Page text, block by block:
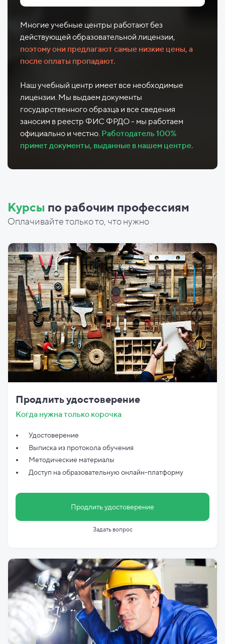
Многие учебные центры работают без
действующей образовательной лицензии,
поэтому они предлагают самые низкие цены, а
после оплаты пропадают.
Наш учебный центр имеет все необходимые
лицензии. Мы выдаем документы
государственного образца и все сведения
заносим в реестр ФИС ФРДО - мы работаем
официально и честно. Работодатель 100%
примет документы, выданные в нашем центре.
Курсы по рабочим профессиям
Оплачивайте только то, что нужно
Продлить удостоверение
Когда нужна только корочка
Удостоверение
Выписка из протокола обучения
Методические материалы
Доступ на образовательную онлайн-платформу
Продлить удостоверение
Задать вопрос